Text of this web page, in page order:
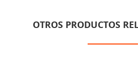
OTROS PRODUCTOS